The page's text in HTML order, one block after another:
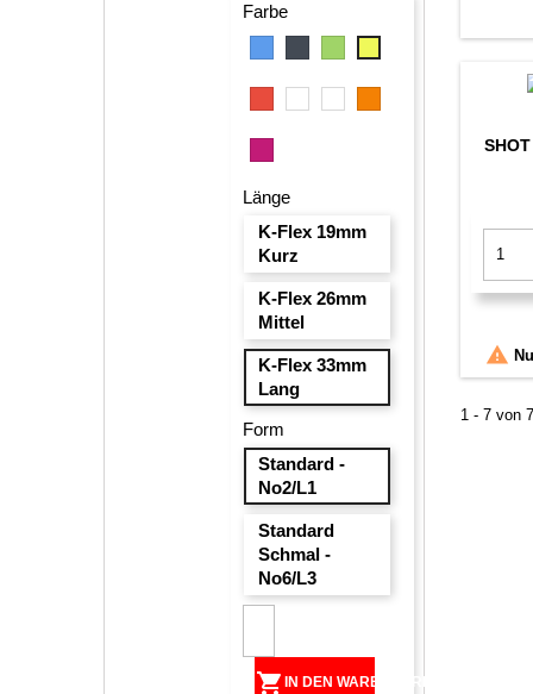
Farbe
Neon
Länge
K-Flex 19mm
Kurz
K-Flex 26mm
Mittel
K-Flex 33mm
Lang
Form
Standard -
No2/L1
Standard
Schmal -
No6/L3
 IN DEN WARENKORB

1 - 7 von